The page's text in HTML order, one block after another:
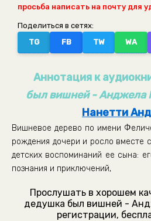
просьба написать на почту для
Поделиться в сетях:
TG
FB TW WA
Аннотация к
был вишней - Анджела
Нанетти
Вишневое дерево по имени
рождения дочери и росло вместе
детских воспоминаний ее сына:
познания и приключений,
Прослушать в хорошем
дедушка был вишней -
регистрации,